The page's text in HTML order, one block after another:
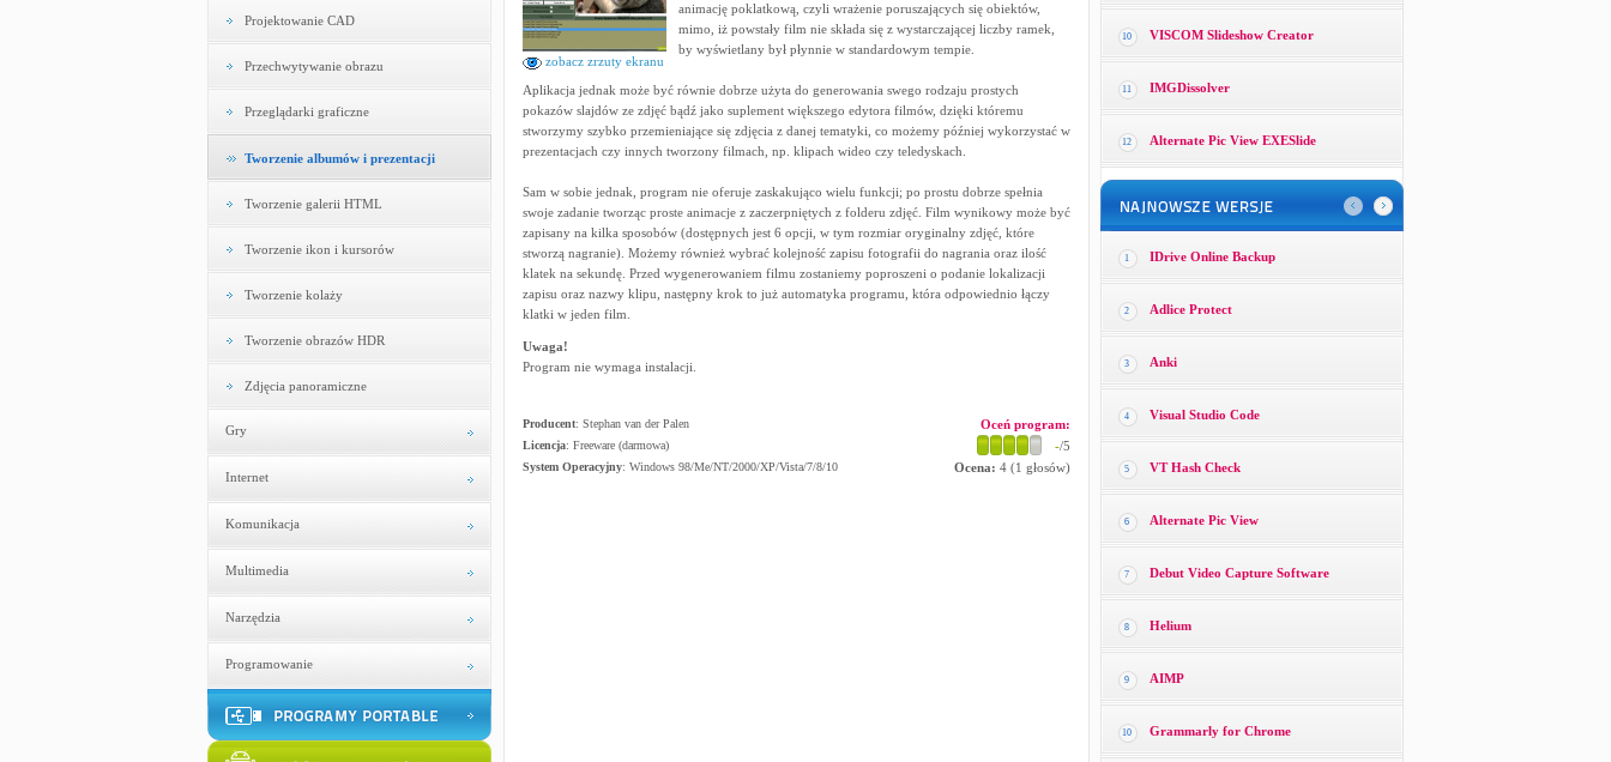
Projektowanie CAD
Przechwytywanie obrazu
Przeglądarki graficzne
Tworzenie albumów i prezentacji
Tworzenie galerii HTML
Tworzenie ikon i kursorów
Tworzenie kolaży
Tworzenie obrazów HDR
Zdjęcia panoramiczne
Gry
Internet
Komunikacja
Multimedia
Narzędzia
Programowanie
zobacz zrzuty ekranu
animację poklatkową, czyli wrażenie poruszających się obiektów,
mimo, iż powstały film nie składa się z wystarczającej liczby ramek,
by wyświetlany był płynnie w standardowym tempie.
Aplikacja jednak może być równie dobrze użyta do generowania swego rodzaju prostych
pokazów slajdów ze zdjęć bądź jako suplement większego edytora filmów, dzięki któremu
stworzymy szybko przemieniające się zdjęcia z danej tematyki, co możemy później wykorzystać w
prezentacjach czy innych tworzony filmach, np. klipach wideo czy teledyskach.
Sam w sobie jednak, program nie oferuje zaskakująco wielu funkcji; po prostu dobrze spełnia
swoje zadanie tworząc proste animacje z zaczerpniętych z folderu zdjęć. Film wynikowy może być
zapisany na kilka sposobów (dostępnych jest 6 opcji, w tym rozmiar oryginalny zdjęć, które
stworzą nagranie). Możemy również wybrać kolejność zapisu fotografii do nagrania oraz ilość
klatek na sekundę. Przed wygenerowaniem filmu zostaniemy poproszeni o podanie lokalizacji
zapisu oraz nazwy klipu, następny krok to już automatyka programu, która odpowiednio łączy
klatki w jeden film.
Uwaga!
Program nie wymaga instalacji.
Producent: Stephan van der Palen
Licencja: Freeware (darmowa)
System Operacyjny: Windows 98/Me/NT/2000/XP/Vista/7/8/10
Oceń program:
-/5
Ocena: 4(1 głosów)
10 VISCOM Slideshow Creator
11 IMGDissolver
12 Alternate Pic View EXESlide
1 IDrive Online Backup
2 Adlice Protect
3 Anki
4 Visual Studio Code
5 VT Hash Check
6 Alternate Pic View
7 Debut Video Capture Software
8 Helium
9 AIMP
10 Grammarly for Chrome